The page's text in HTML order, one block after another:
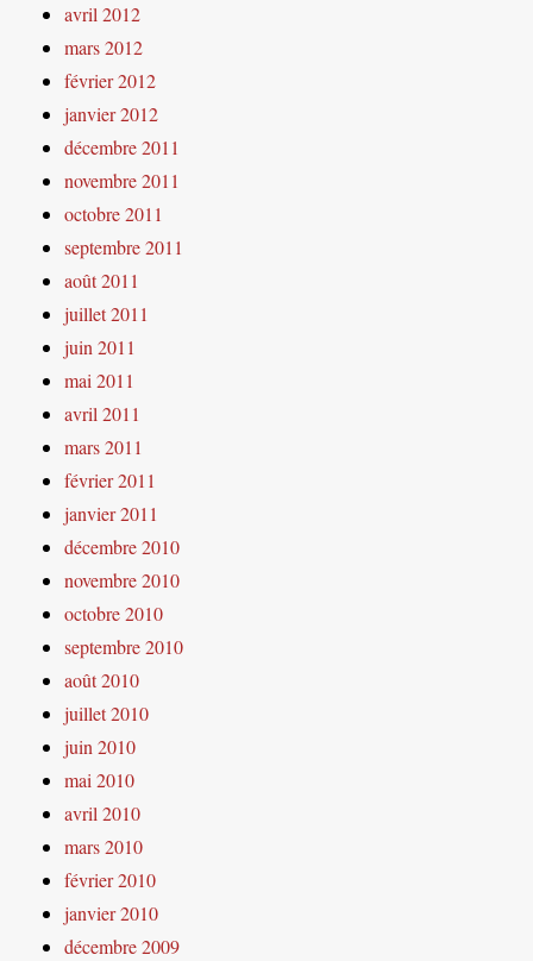
avril 2012
mars 2012
février 2012
janvier 2012
décembre 2011
novembre 2011
octobre 2011
septembre 2011
août 2011
juillet 2011
juin 2011
mai 2011
avril 2011
mars 2011
février 2011
janvier 2011
décembre 2010
novembre 2010
octobre 2010
septembre 2010
août 2010
juillet 2010
juin 2010
mai 2010
avril 2010
mars 2010
février 2010
janvier 2010
décembre 2009